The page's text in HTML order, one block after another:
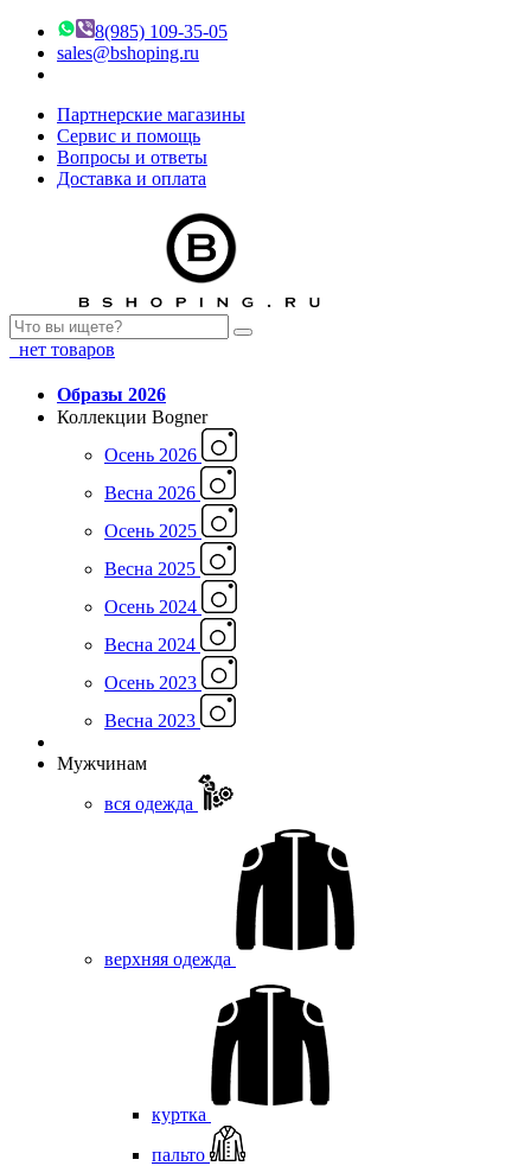
8(985) 109-35-05
sales@bshoping.ru
Партнерские магазины
Сервис и помощь
Вопросы и ответы
Доставка и оплата
нет товаров
Образы 2026
Коллекции Bogner
Осень 2026
Весна 2026
Осень 2025
Весна 2025
Осень 2024
Весна 2024
Осень 2023
Весна 2023
Мужчинам
вся одежда
верхняя одежда
куртка
пальто